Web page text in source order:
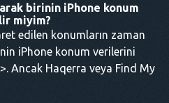
birinin iPhone konum
miyim?
edilen konumların zaman
iPhone konum verilerini
Ancak Haqerra veya Find My